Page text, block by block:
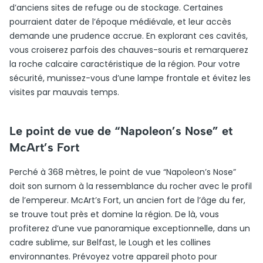
d’anciens sites de refuge ou de stockage. Certaines
pourraient dater de l’époque médiévale, et leur accès
demande une prudence accrue. En explorant ces cavités,
vous croiserez parfois des chauves-souris et remarquerez
la roche calcaire caractéristique de la région. Pour votre
sécurité, munissez-vous d’une lampe frontale et évitez les
visites par mauvais temps.
Le point de vue de “Napoleon’s Nose” et
McArt’s Fort
Perché à 368 mètres, le point de vue “Napoleon’s Nose”
doit son surnom à la ressemblance du rocher avec le profil
de l’empereur. McArt’s Fort, un ancien fort de l’âge du fer,
se trouve tout près et domine la région. De là, vous
profiterez d’une vue panoramique exceptionnelle, dans un
cadre sublime, sur Belfast, le Lough et les collines
environnantes. Prévoyez votre appareil photo pour